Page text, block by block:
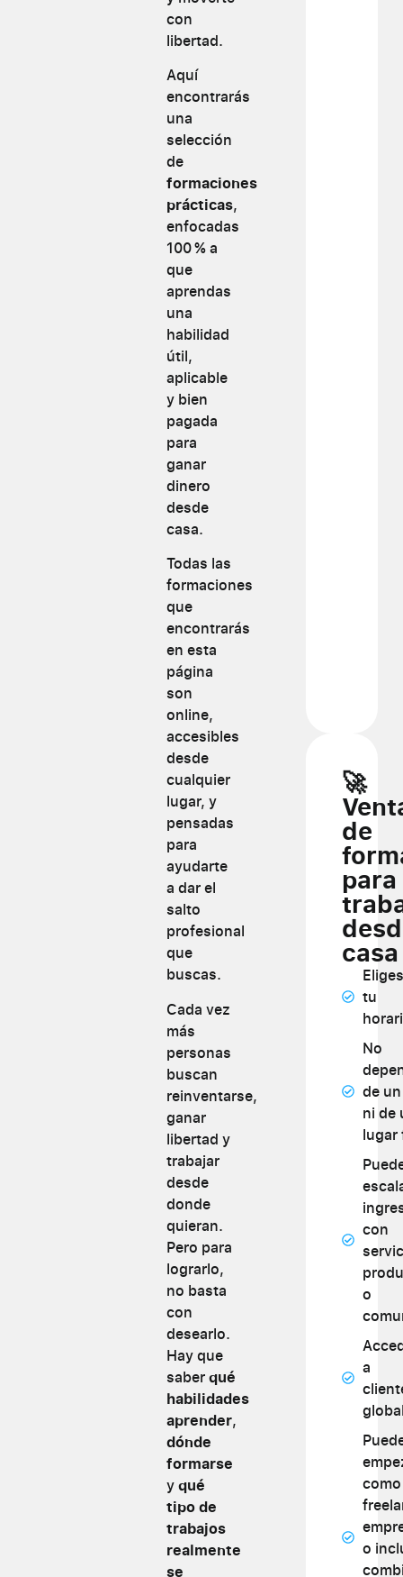
con
libertad.
Aquí
encontrarás
una
selección
de
formaciones
prácticas,
enfocadas
100 % a
que
aprendas
una
habilidad
útil,
aplicable
y bien
pagada
para
ganar
dinero
desde
casa.
Todas las
formaciones
que
encontrarás
en esta
página
son
online,
accesibles
desde
cualquier
lugar, y
pensadas
para
ayudarte
a dar el
salto
profesional
que
buscas.
Cada vez
más
personas
buscan
reinventarse,
ganar
libertad y
trabajar
desde
donde
quieran.
Pero para
lograrlo,
no basta
con
desearlo.
Hay que
saberqué
habilidades
aprender,
dónde
formarse
yqué
tipo de
trabajos
realmente
se
🚀
de
para
casa
Eliges
tu
No
de
ni de
lugar
con
o
a
como
o